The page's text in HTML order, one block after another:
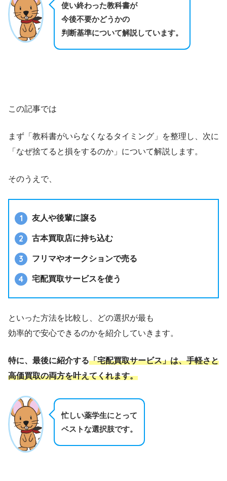
使い終わった教科書が
今後不要かどうかの
判断基準について解説しています。
この記事では
まず「教科書がいらなくなるタイミング」を整理し、次に
「なぜ捨てると損をするのか」について解説します。
そのうえで、
友人や後輩に譲る
古本買取店に持ち込む
フリマやオークションで売る
宅配買取サービスを使う
といった方法を比較し、どの選択が最も
効率的で安心できるのかを紹介していきます。
特に、最後に紹介する「宅配買取サービス」は、手軽さと
高価買取の両方を叶えてくれます。
忙しい薬学生にとって
ベストな選択肢です。